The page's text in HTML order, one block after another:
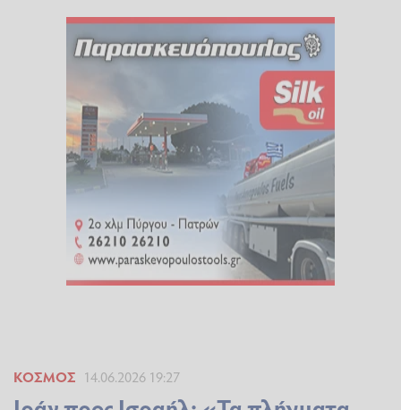
ΚΌΣΜΟΣ 14.06.2026 19:27